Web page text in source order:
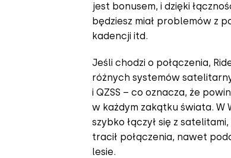
jest bonusem, i dzięki
będziesz miał problemów z
kadencji itd.
Jeśli chodzi o połączenia,
różnych systemów
i QZSS – co oznacza, że
w każdym zakątku świata. W
szybko łączył się z
tracił połączenia, nawet
lesie.